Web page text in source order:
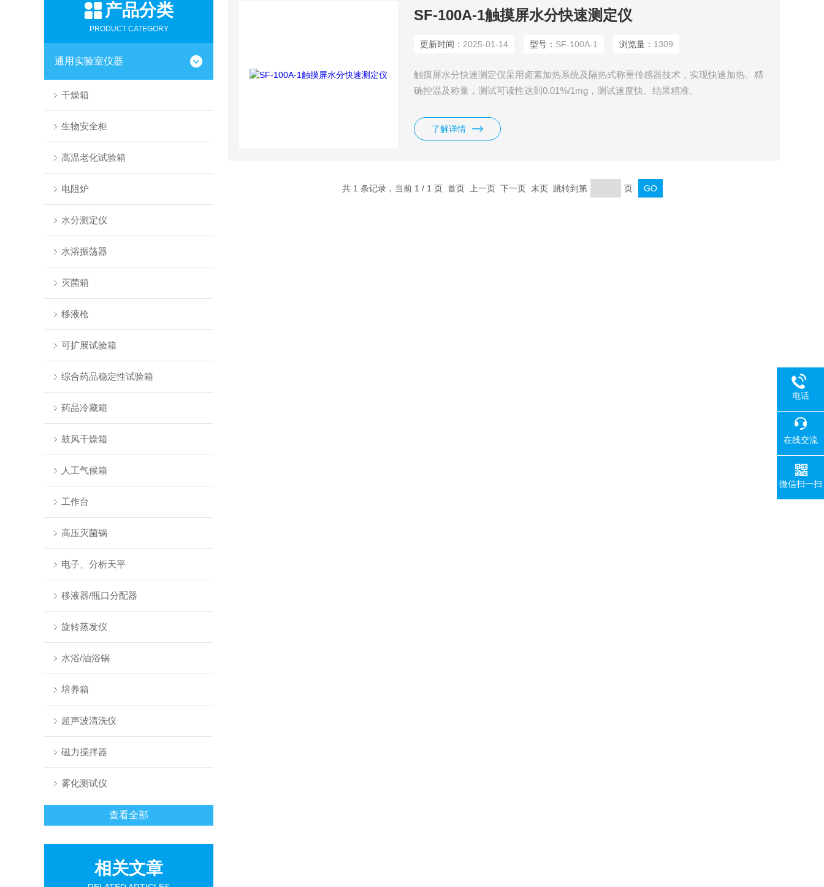
产品分类
PRODUCT CATEGORY
通用实验室仪器
干燥箱
生物安全柜
高温老化试验箱
电阻炉
水分测定仪
水浴振荡器
灭菌箱
移液枪
可扩展试验箱
综合药品稳定性试验箱
药品冷藏箱
鼓风干燥箱
人工气候箱
工作台
高压灭菌锅
电子、分析天平
移液器/瓶口分配器
旋转蒸发仪
水浴/油浴锅
培养箱
超声波清洗仪
磁力搅拌器
雾化测试仪
查看全部
相关文章
SF-100A-1触摸屏水分快速测定仪
更新时间： 2025-01-14 型号： SF-100A-1 浏览量： 1309
触摸屏水分快速测定仪采用卤素加热系统及隔热式称重传感器技术，实现快速加热、精
确控温及称量，测试可读性达到0.01%/1mg，测试速度快、结果精准。
了解详情
共 1 条记录，当前 1 / 1 页 首页 上一页 下一页 末页 跳转到第 页
电话
在线交流
微信扫一扫